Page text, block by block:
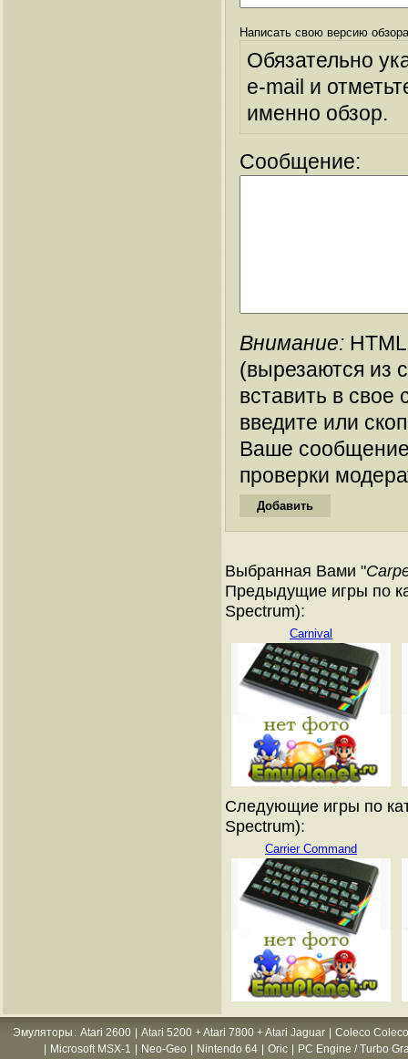
Написать свою версию
Обязательно
e-mail и
именно обзор.
Сообщение:
Внимание:
(вырезаются из
вставить в
введите или
Ваше
проверки
Выбранная Вами "
Предыдущие игры по
Spectrum):
Carnival
Следующие игры по
Spectrum):
Carrier Command
Эмуляторы : Atari 2600 Atari 5200 + Atari 7800 + Atari Jaguar
Coleco
Microsoft MSX-1 Neo-Geo Nintendo 64 Oric PC Engine / Turbo